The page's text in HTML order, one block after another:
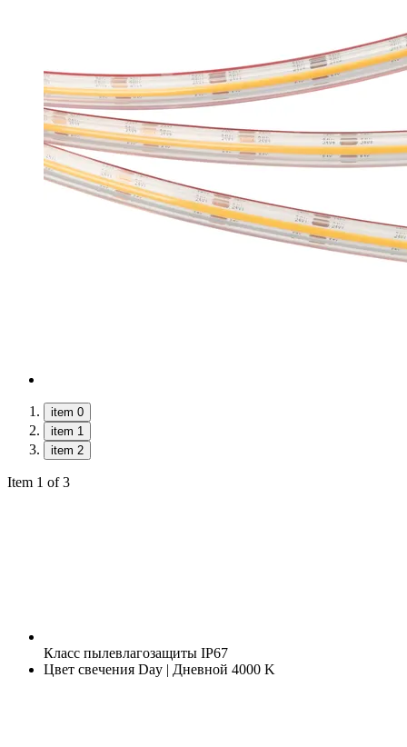
item 0
item 1
item 2
Item 1 of 3
Класс пылевлагозащиты IP67
Цвет свечения Day | Дневной 4000 K